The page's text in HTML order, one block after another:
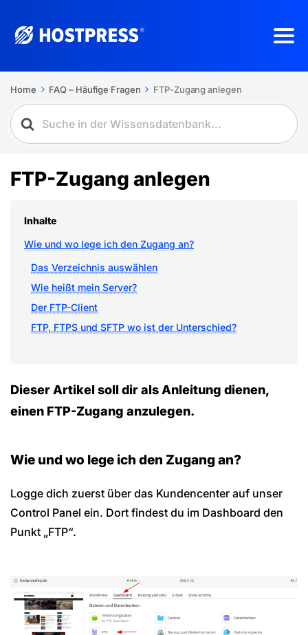
Home FAQ – Häufige Fragen FTP-Zugang anlegen
FTP-Zugang anlegen
Inhalte
Wie und wo lege ich den Zugang an?
Das Verzeichnis auswählen
Wie heißt mein Server?
Der FTP-Client
FTP, FTPS und SFTP wo ist der Unterschied?
Dieser Artikel soll dir als Anleitung dienen,
einen FTP-Zugang anzulegen.
Wie und wo lege ich den Zugang an?
Logge dich zuerst über das Kundencenter auf unser
Control Panel ein. Dort findest du im Dashboard den
Punkt „FTP“.